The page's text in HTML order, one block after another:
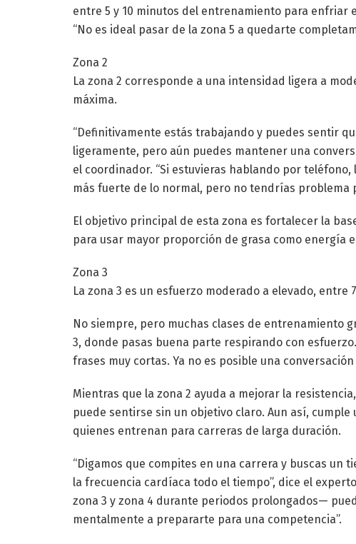
entre 5 y 10 minutos del entrenamiento para enfriar
“No es ideal pasar de la zona 5 a quedarte
Zona 2
La zona 2 corresponde a una intensidad ligera a
máxima.
“Definitivamente estás trabajando y puedes sentir
ligeramente, pero aún puedes mantener una
el coordinador. “Si estuvieras hablando por
más fuerte de lo normal, pero no tendrías problema
El objetivo principal de esta zona es fortalecer la
para usar mayor proporción de grasa como energía
Zona 3
La zona 3 es un esfuerzo moderado a elevado,
No siempre, pero muchas clases de entrenamiento
3, donde pasas buena parte respirando con
frases muy cortas. Ya no es posible una
Mientras que la zona 2 ayuda a mejorar la
puede sentirse sin un objetivo claro. Aun así,
quienes entrenan para carreras de larga duración.
“Digamos que compites en una carrera y buscas un
la frecuencia cardíaca todo el tiempo”, dice el
zona 3 y zona 4 durante periodos prolongados—
mentalmente a prepararte para una competencia”.